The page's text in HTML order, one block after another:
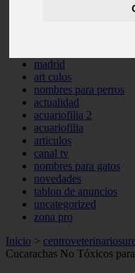
madrid
art culos
nombres para perros
actualidad
acuariofilia 2
acuariofilia
articulos
canal tv
nombres para gatos
novedades
tablon de anuncios
uncategorized
zona pro
Inicio >
Cucarachas No Tóxicos